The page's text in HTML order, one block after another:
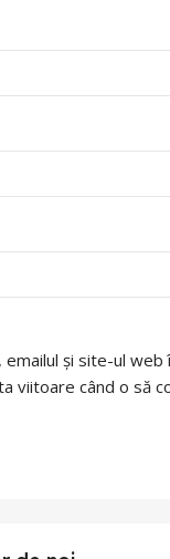
emailul și site-ul web
viitoare când o să